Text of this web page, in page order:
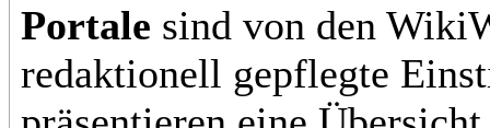
Portale sind von den
redaktionell gepflegte